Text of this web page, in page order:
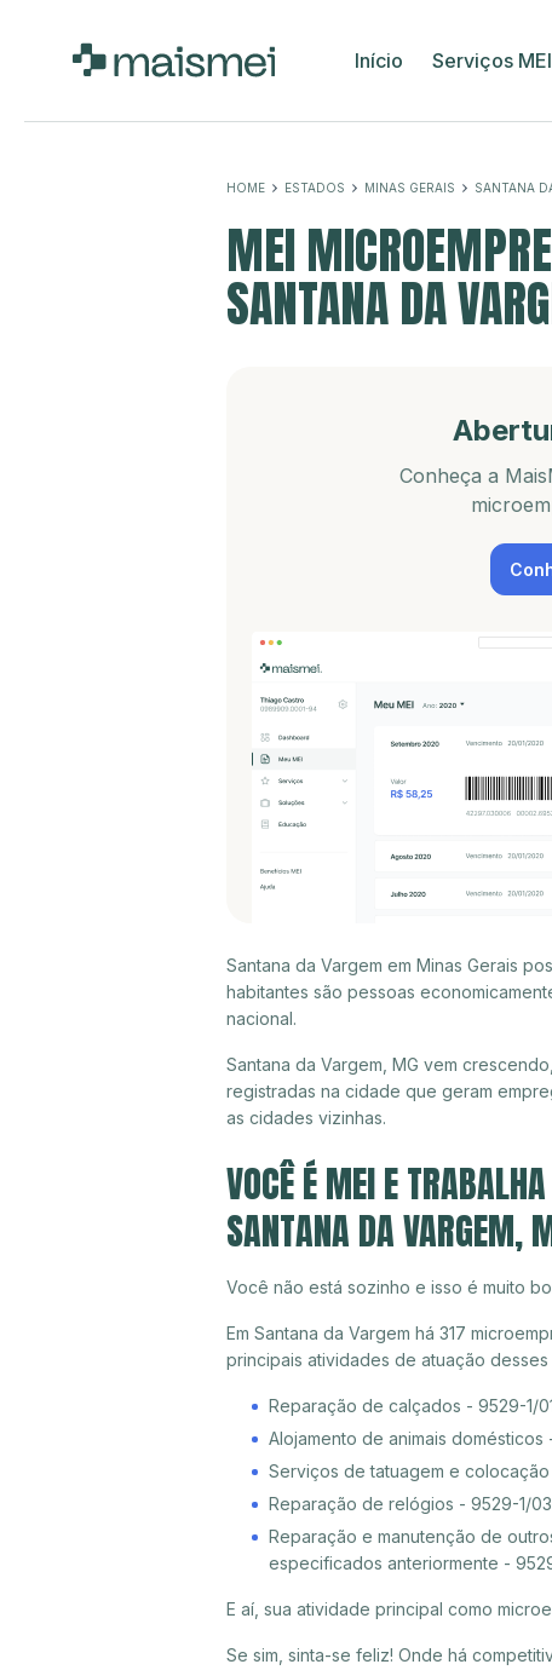
Início Serviços MEI
HOME ESTADOS MINAS GERAIS SANTANA
MEI
SANTANA DA
Conheça a
Santana da Vargem em Minas Gerais
habitantes são pessoas
nacional.
Santana da Vargem, MG vem
registradas na cidade que geram
as cidades vizinhas.
VOCÊ É MEI E
SANTANA DA VARGEM,
Você não está sozinho e isso é muito
Em Santana da Vargem há 317
principais atividades de atuação
Reparação de calçados - 9529-1/
Alojamento de animais
Serviços de tatuagem e
Reparação de relógios - 9529-1/03
Reparação e manutenção de
especificados anteriormente -
E aí, sua atividade principal como
Se sim, sinta-se feliz! Onde há